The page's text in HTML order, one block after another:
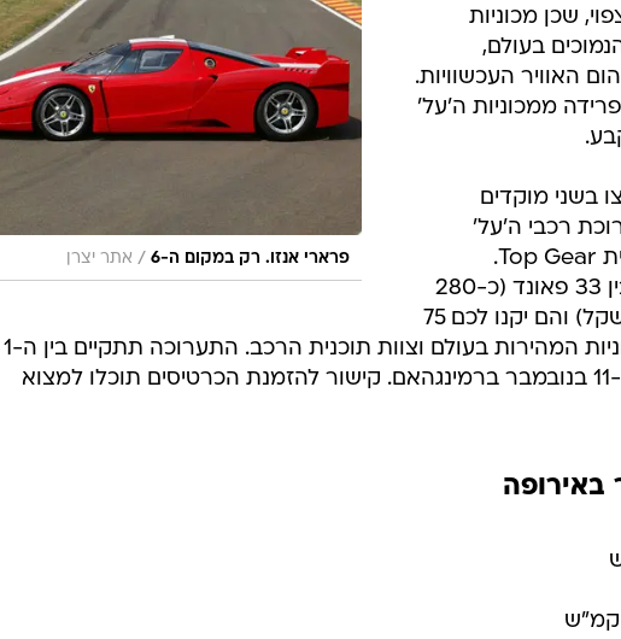
פרארי אנזו. רק במקום ה-6 / אתר יצרן
שכן מכוניות
בעולם,
האוויר העכשוויות.
ממכוניות ה'על'
בשני מוקדים
רכבי ה'על'
המובילים בעולם עבור תוכנית Top Gear.
כרטיסים לתוכנית הזו יעלו בין 33 פאונד (כ-280
שקל) ל-89 פאונד (כ-750 שקל) והם יקנו לכם 75
בנובמבר בלונדון ובין ה-8 ל-11 בנובמבר ברמינגהאם. קישור להזמנת הכרטיסים תוכלו למצוא